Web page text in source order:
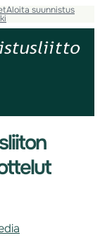
Aloita suunnistus